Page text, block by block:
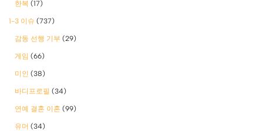
한복 (17)
1-3 이슈 (737)
감동 선행 기부 (29)
게임 (66)
미인 (38)
바디프로필 (34)
연예 결혼 이혼 (99)
유머 (34)